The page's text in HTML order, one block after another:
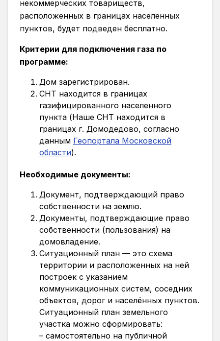
некоммерческих товариществ,
расположенных в границах населенных
пунктов, будет подведен бесплатно.
Критерии для подключения газа по
программе:
Дом зарегистрирован.
СНТ находится в границах
газифицированного населенного
пункта (Наше СНТ находится в
границах г. Домодедово, согласно
данным Геопортала Московской
области).
Необходимые документы:
Документ, подтверждающий право
собственности на землю.
Документы, подтверждающие право
собственности (пользования) на
домовладение.
Ситуационный план — это схема
территории и расположенных на ней
построек с указанием
коммуникационных систем, соседних
объектов, дорог и населённых пунктов.
Ситуационный план земельного
участка можно сформировать:
– самостоятельно на публичной